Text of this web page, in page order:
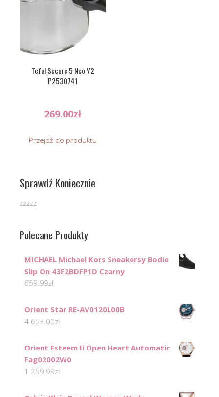
Tefal Secure 5 Neo V2
P2530741
269.00zł
Przejdź do produktu
Sprawdź Koniecznie
zzzzz
Polecane Produkty
MICHAEL Michael Kors Sneakersy Bodie
Slip On 43F2BDFP1D Czarny
659.99zł
Orient Star RE-AV0120L00B
4 653.00zł
Orient Esteem Ii Open Heart Automatic
Fag02002W0
1 259.99zł